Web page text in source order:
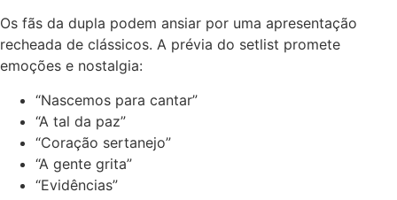
Os fãs da dupla podem ansiar por uma apresentação
recheada de clássicos. A prévia do setlist promete
emoções e nostalgia:
“Nascemos para cantar”
“A tal da paz”
“Coração sertanejo”
“A gente grita”
“Evidências”